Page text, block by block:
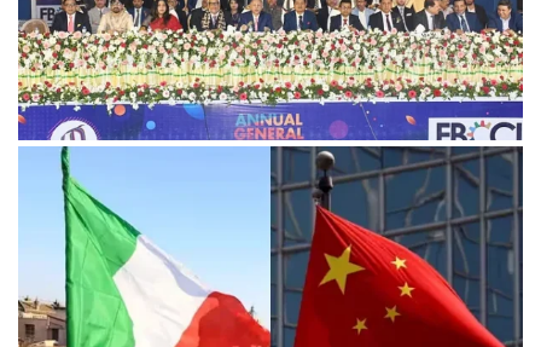
ভূরাজনীতির নেতিবাচক প্রভাব পড়তে শুরু করেছে: এফবিসিসিআই